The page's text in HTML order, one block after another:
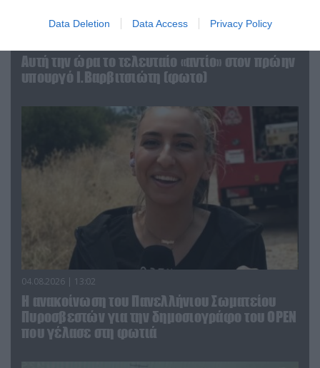
Data Deletion Data Access Privacy Policy
Αυτή την ώρα το τελευταίο «αντίο» στον πρώην
υπουργό Ι.Βαρβιτσιώτη (φωτο)
04.08.2026 | 13:02
Η ανακοίνωση του Πανελλήνιου Σωματείου
Πυροσβεστών για την δημοσιογράφο του OPEN
που γέλασε στη φωτιά